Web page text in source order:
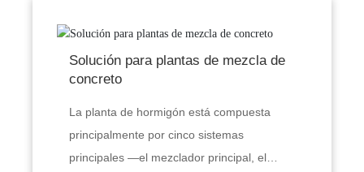
Solución para plantas de mezcla de
concreto
La planta de hormigón está compuesta
principalmente por cinco sistemas
principales —el mezclador principal, el